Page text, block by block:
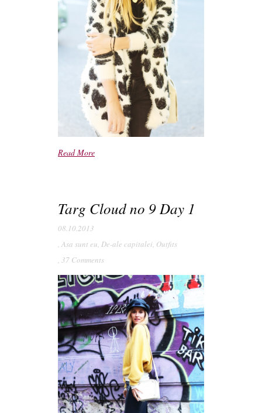
Read More
Targ Cloud no 9 Day 1
08.10.2013
, Asa sunt eu, De-ale capitalei, Outfits
, 37 Comments